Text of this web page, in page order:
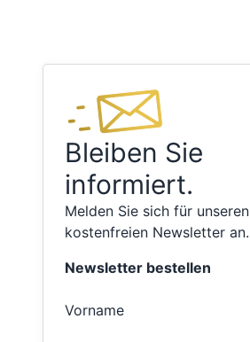
Bleiben Sie
informiert.
Melden Sie sich für unseren
kostenfreien Newsletter an.